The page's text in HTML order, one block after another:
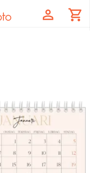
profile shopping_cart